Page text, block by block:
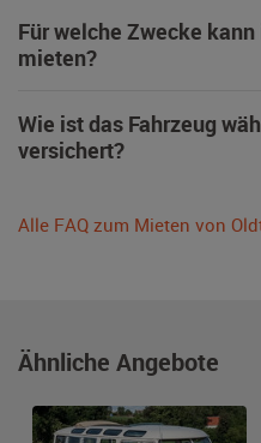
Für welche Zwecke
mieten?
Wie ist das Fahrzeug
versichert?
Alle FAQ zum Mieten von
Ähnliche Angebote